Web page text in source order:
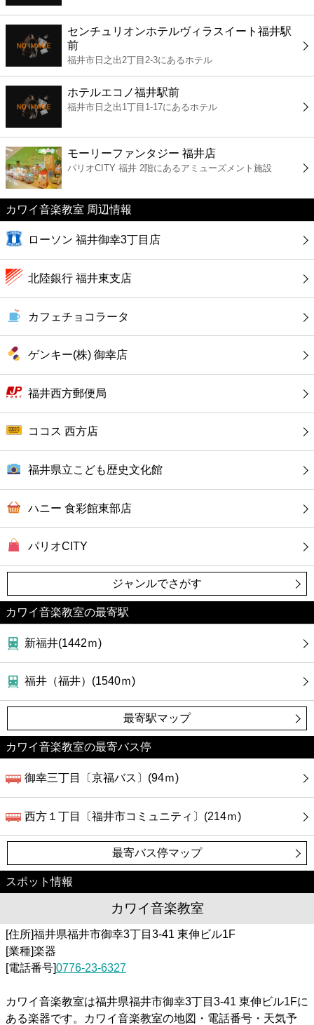
レジャー
書店
ファミレス
ファーストフード
カフェ
ショッピング
銀行
公共
病院
ホテル
センチュリオンホテルヴィラスイート福井駅
前
福井市日之出2丁目2-3にあるホテル
ホテルエコノ福井駅前
福井市日之出1丁目1-17にあるホテル
モーリーファンタジー 福井店
パリオCITY 福井 2階にあるアミューズメント施設
カワイ音楽教室 周辺情報
ローソン 福井御幸3丁目店
北陸銀行 福井東支店
カフェチョコラータ
ゲンキー(株) 御幸店
福井西方郵便局
ココス 西方店
福井県立こども歴史文化館
ハニー 食彩館東部店
パリオCITY
ジャンルでさがす
カワイ音楽教室の最寄駅
新福井(1442ｍ)
福井（福井）(1540ｍ)
最寄駅マップ
カワイ音楽教室の最寄バス停
御幸三丁目〔京福バス〕(94ｍ)
西方１丁目〔福井市コミュニティ〕(214ｍ)
最寄バス停マップ
スポット情報
カワイ音楽教室
[住所]福井県福井市御幸3丁目3-41 東伸ビル1F
[業種]楽器
[電話番号]0776-23-6327
カワイ音楽教室は福井県福井市御幸3丁目3-41 東伸ビル1Fに
ある楽器です。カワイ音楽教室の地図・電話番号・天気予